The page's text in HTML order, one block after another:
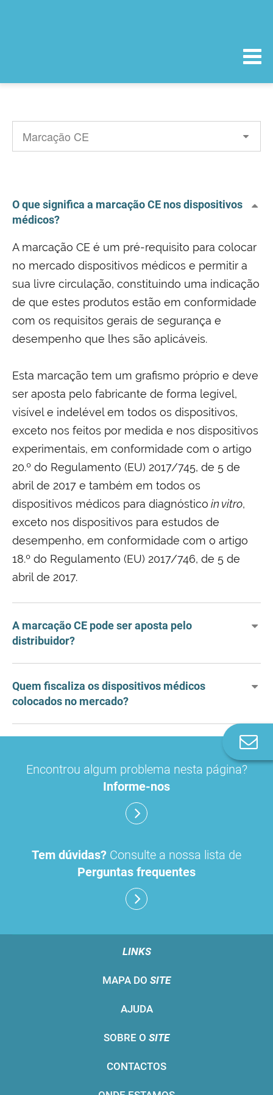
O que significa a marcação CE nos dispositivos
médicos?
A marcação CE é um pré-requisito para colocar
no mercado dispositivos médicos e permitir a
sua livre circulação, constituindo uma indicação
de que estes produtos estão em conformidade
com os requisitos gerais de segurança e
desempenho que lhes são aplicáveis.
Esta marcação tem um grafismo próprio e deve
ser aposta pelo fabricante de forma legível,
visível e indelével em todos os dispositivos,
exceto nos feitos por medida e nos dispositivos
experimentais, em conformidade com o artigo
20.º do Regulamento (EU) 2017/745, de 5 de
abril de 2017 e também em todos os
dispositivos médicos para diagnóstico in vitro,
exceto nos dispositivos para estudos de
desempenho, em conformidade com o artigo
18.º do Regulamento (EU) 2017/746, de 5 de
abril de 2017.
A marcação CE pode ser aposta pelo
distribuidor?
Quem fiscaliza os dispositivos médicos
colocados no mercado?
Encontrou algum problema nesta página?
Informe-nos
Tem dúvidas? Consulte a nossa lista de
Perguntas frequentes
LINKS
MAPA DO SITE
AJUDA
SOBRE O SITE
CONTACTOS